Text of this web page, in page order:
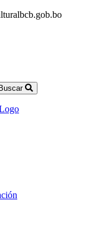
Buscar